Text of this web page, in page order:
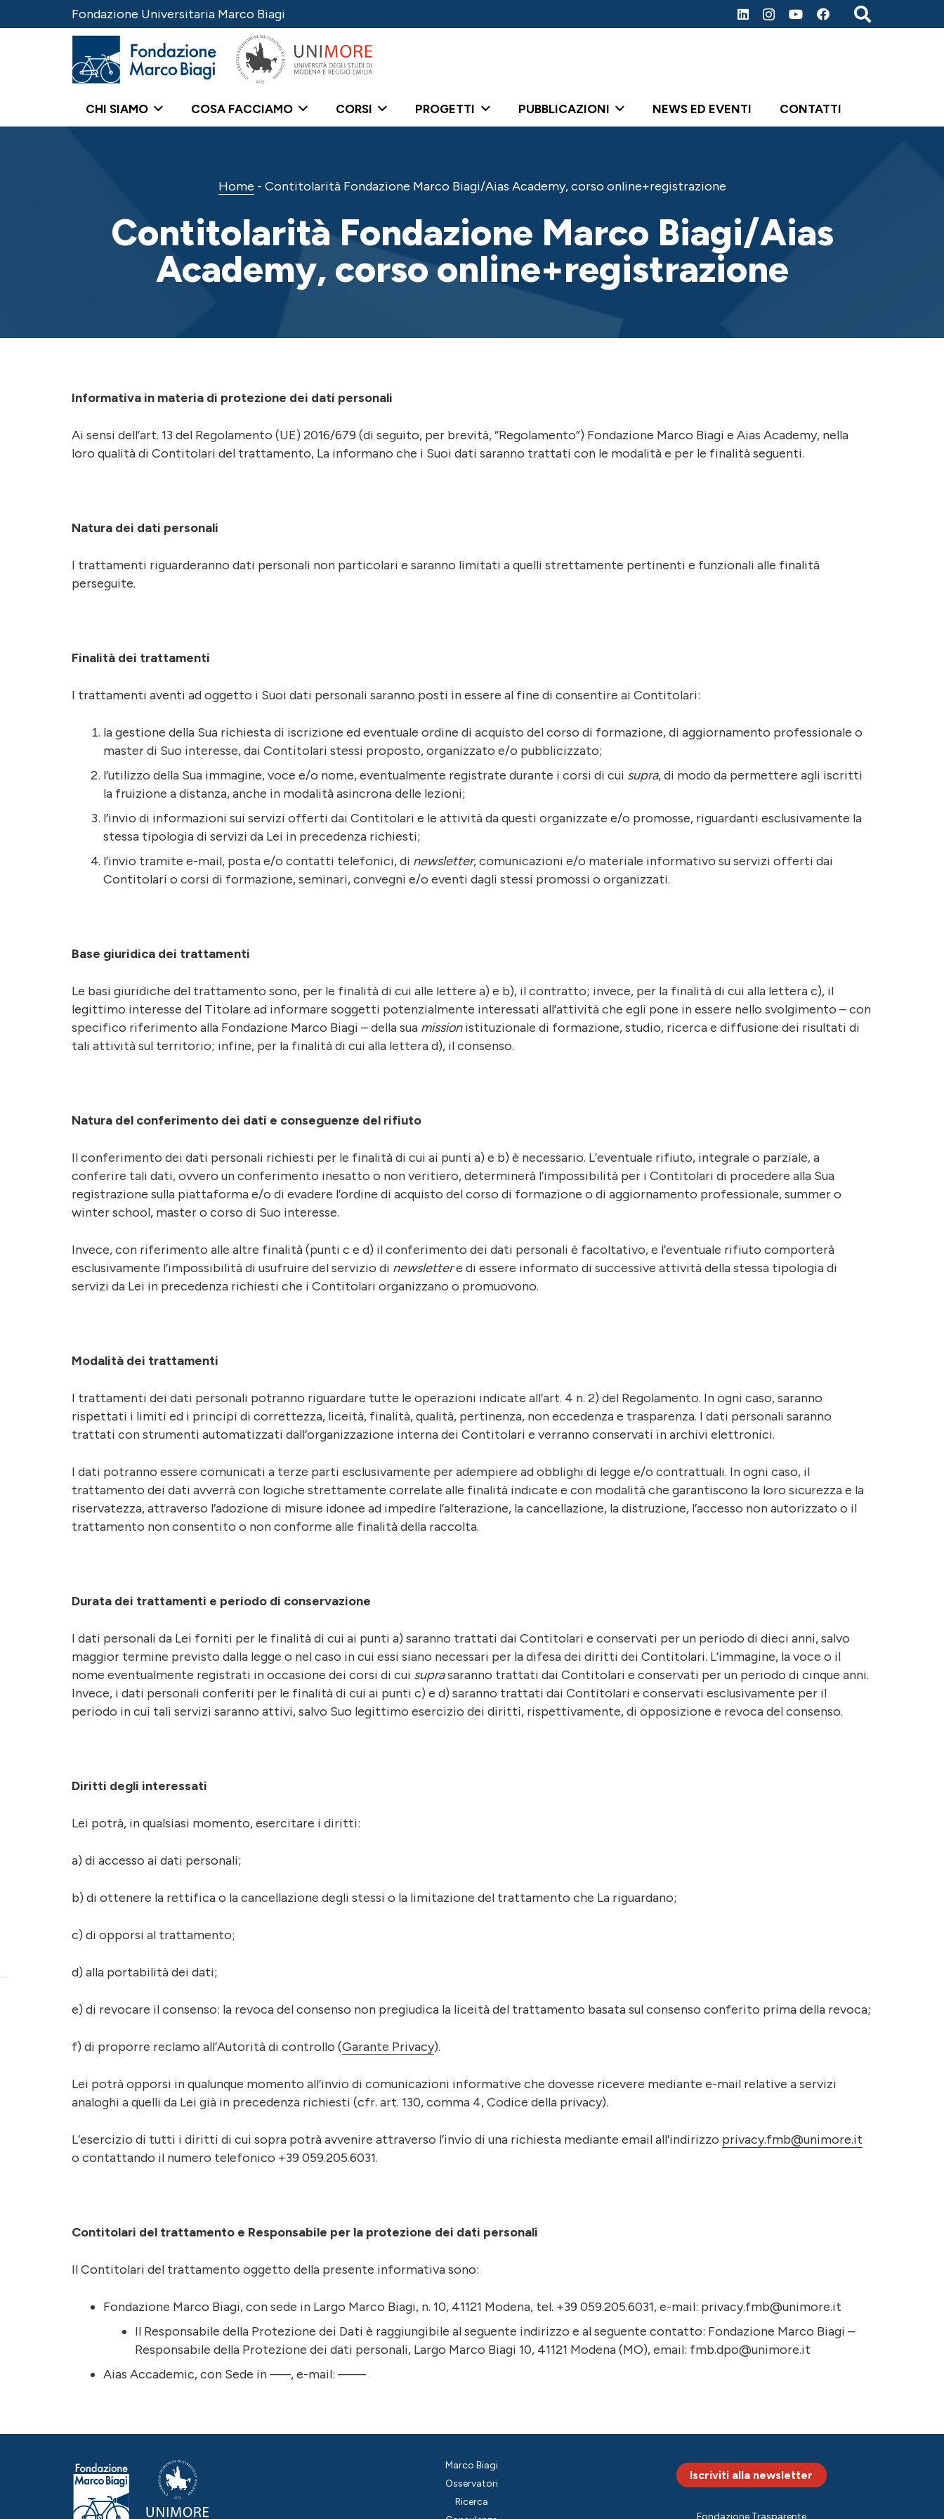
Fondazione Universitaria Marco Biagi
CHI SIAMO COSA FACCIAMO CORSI PROGETTI PUBBLICAZIONI NEWS ED EVENTI CONTATTI
Home - Contitolarità Fondazione Marco Biagi/Aias Academy, corso online+registrazione
Contitolarità Fondazione Marco Biagi/Aias
Academy, corso online+registrazione
Informativa in materia di protezione dei dati personali
Ai sensi dell’art. 13 del Regolamento (UE) 2016/679 (di seguito, per brevità, “Regolamento”) Fondazione Marco Biagi e Aias Academy, nella
loro qualità di Contitolari del trattamento, La informano che i Suoi dati saranno trattati con le modalità e per le finalità seguenti.
Natura dei dati personali
I trattamenti riguarderanno dati personali non particolari e saranno limitati a quelli strettamente pertinenti e funzionali alle finalità
perseguite.
Finalità dei trattamenti
I trattamenti aventi ad oggetto i Suoi dati personali saranno posti in essere al fine di consentire ai Contitolari:
la gestione della Sua richiesta di iscrizione ed eventuale ordine di acquisto del corso di formazione, di aggiornamento professionale o
master di Suo interesse, dai Contitolari stessi proposto, organizzato e/o pubblicizzato;
l’utilizzo della Sua immagine, voce e/o nome, eventualmente registrate durante i corsi di cui supra, di modo da permettere agli iscritti
la fruizione a distanza, anche in modalità asincrona delle lezioni;
l’invio di informazioni sui servizi offerti dai Contitolari e le attività da questi organizzate e/o promosse, riguardanti esclusivamente la
stessa tipologia di servizi da Lei in precedenza richiesti;
l’invio tramite e-mail, posta e/o contatti telefonici, di newsletter, comunicazioni e/o materiale informativo su servizi offerti dai
Contitolari o corsi di formazione, seminari, convegni e/o eventi dagli stessi promossi o organizzati.
Base giuridica dei trattamenti
Le basi giuridiche del trattamento sono, per le finalità di cui alle lettere a) e b), il contratto; invece, per la finalità di cui alla lettera c), il
legittimo interesse del Titolare ad informare soggetti potenzialmente interessati all’attività che egli pone in essere nello svolgimento – con
specifico riferimento alla Fondazione Marco Biagi – della sua missionistituzionale di formazione, studio, ricerca e diffusione dei risultati di
tali attività sul territorio; infine, per la finalità di cui alla lettera d), il consenso.
Natura del conferimento dei dati e conseguenze del rifiuto
Il conferimento dei dati personali richiesti per le finalità di cui ai punti a) e b) è necessario. L’eventuale rifiuto, integrale o parziale, a
conferire tali dati, ovvero un conferimento inesatto o non veritiero, determinerà l’impossibilità per i Contitolari di procedere alla Sua
registrazione sulla piattaforma e/o di evadere l’ordine di acquisto del corso di formazione o di aggiornamento professionale, summer o
winter school, master o corso di Suo interesse.
Invece, con riferimento alle altre finalità (punti c e d) il conferimento dei dati personali è facoltativo, e l’eventuale rifiuto comporterà
esclusivamente l’impossibilità di usufruire del servizio di newslettere di essere informato di successive attività della stessa tipologia di
servizi da Lei in precedenza richiesti che i Contitolari organizzano o promuovono.
Modalità dei trattamenti
I trattamenti dei dati personali potranno riguardare tutte le operazioni indicate all’art. 4 n. 2) del Regolamento. In ogni caso, saranno
rispettati i limiti ed i principi di correttezza, liceità, finalità, qualità, pertinenza, non eccedenza e trasparenza. I dati personali saranno
trattati con strumenti automatizzati dall’organizzazione interna dei Contitolari e verranno conservati in archivi elettronici.
I dati potranno essere comunicati a terze parti esclusivamente per adempiere ad obblighi di legge e/o contrattuali. In ogni caso, il
trattamento dei dati avverrà con logiche strettamente correlate alle finalità indicate e con modalità che garantiscono la loro sicurezza e la
riservatezza, attraverso l’adozione di misure idonee ad impedire l’alterazione, la cancellazione, la distruzione, l’accesso non autorizzato o il
trattamento non consentito o non conforme alle finalità della raccolta.
Durata dei trattamenti e periodo di conservazione
I dati personali da Lei forniti per le finalità di cui ai punti a) saranno trattati dai Contitolari e conservati per un periodo di dieci anni, salvo
maggior termine previsto dalla legge o nel caso in cui essi siano necessari per la difesa dei diritti dei Contitolari. L’immagine, la voce o il
nome eventualmente registrati in occasione dei corsi di cui suprasaranno trattati dai Contitolari e conservati per un periodo di cinque anni.
Invece, i dati personali conferiti per le finalità di cui ai punti c) e d) saranno trattati dai Contitolari e conservati esclusivamente per il
periodo in cui tali servizi saranno attivi, salvo Suo legittimo esercizio dei diritti, rispettivamente, di opposizione e revoca del consenso.
Diritti degli interessati
Lei potrà, in qualsiasi momento, esercitare i diritti:
a) di accesso ai dati personali;
b) di ottenere la rettifica o la cancellazione degli stessi o la limitazione del trattamento che La riguardano;
c) di opporsi al trattamento;
d) alla portabilità dei dati;
e) di revocare il consenso: la revoca del consenso non pregiudica la liceità del trattamento basata sul consenso conferito prima della revoca;
f) di proporre reclamo all’Autorità di controllo (Garante Privacy).
Lei potrà opporsi in qualunque momento all’invio di comunicazioni informative che dovesse ricevere mediante e-mail relative a servizi
analoghi a quelli da Lei già in precedenza richiesti (cfr. art. 130, comma 4, Codice della privacy).
L’esercizio di tutti i diritti di cui sopra potrà avvenire attraverso l’invio di una richiesta mediante email all’indirizzo privacy.fmb@unimore.it
o contattando il numero telefonico +39 059.205.6031.
Contitolari del trattamento e Responsabile per la protezione dei dati personali
Il Contitolari del trattamento oggetto della presente informativa sono:
Fondazione Marco Biagi, con sede in Largo Marco Biagi, n. 10, 41121 Modena, tel. +39 059.205.6031, e-mail: privacy.fmb@unimore.it
Il Responsabile della Protezione dei Dati è raggiungibile al seguente indirizzo e al seguente contatto: Fondazione Marco Biagi –
Responsabile della Protezione dei dati personali, Largo Marco Biagi 10, 41121 Modena (MO), email: fmb.dpo@unimore.it
Aias Accademic, con Sede in —–, e-mail: ——
Marco Biagi
Osservatori
Ricerca
Iscriviti alla newsletter
Fondazione Trasparente